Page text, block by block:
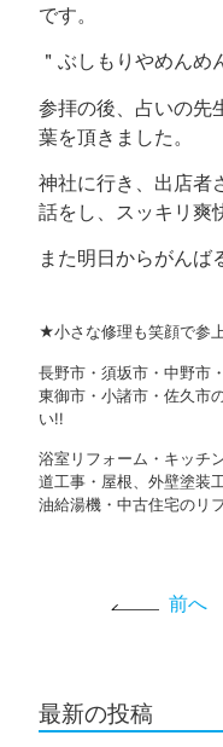
です。
＂ぶしもりやめん
参拝の後、占いの先
葉を頂きました。
神社に行き、出店者
話をし、スッキリ爽
また明日からがんば
★小さな修理も笑顔で
長野市・須坂市・中野市
東御市・小諸市・佐久市
い!!
浴室リフォーム・キッチ
道工事・屋根、外壁塗装
油給湯機・中古住宅のリ
前へ
最新の投稿